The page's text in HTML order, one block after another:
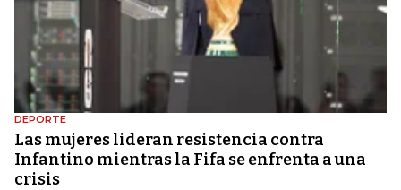
DEPORTE
Las mujeres lideran resistencia contra
Infantino mientras la Fifa se enfrenta a una
crisis